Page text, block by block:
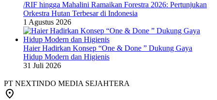
/RIF hingga Mahalini Ramaikan Forestra 2026: Pertunjukan
Orkestra Hutan Terbesar di Indonesia
1 Agustus 2026
Haier Hadirkan Konsep “One & Done ” Dukung Gaya
Hidup Modern dan Higienis
31 Juli 2026
PT NEXTINDO MEDIA SEJAHTERA